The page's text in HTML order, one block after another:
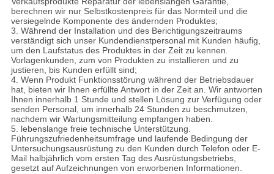
berechnen wir nur Selbstkostenpreis für das Normteil und die
versiegelnde Komponente des ändernden Produktes;
3. Während der Installation und des Berichtigungszeitraums
verständigt sich unser Kundendienstpersonal mit Kunden häufig,
um den Laufstatus des Produktes in der Zeit zu kennen.
Vorlagenkunden, zum von Produkten zu installieren und zu
justieren, bis Kunden erfüllt sind;
4. Wenn Produkt Funktionsstörung während der Betriebsdauer
hat, bieten wir Ihnen erfüllte Antwort in der Zeit an. Wir antworten
Ihnen innerhalb 1 Stunde und stellen Lösung zur Verfügung oder
senden Personal, um innerhalb 24 Stunden zu beschmutzen,
nachdem wir Wartungsmitteilung empfangen haben.
5. lebenslange freie technische Unterstützung.
Führungszufriedenheitsumfrage und laufende Bedingung der
Untersuchungsausrüstung zu den Kunden durch Telefon oder E-
Mail halbjährlich vom ersten Tag des Ausrüstungsbetriebs,
gesetzt auf Aufzeichnungen von erworbenen Informationen.